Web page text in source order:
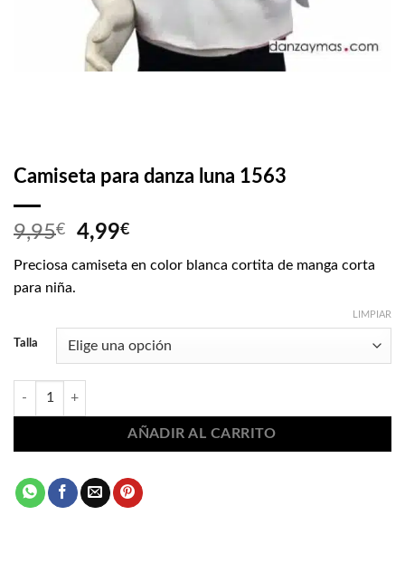
Camiseta para danza luna 1563
9,95€
El
original
4,99€El
actual
Preciosa camiseta en color blanca cortita de manga corta
para niña.
Talla
LIMPIAR
Camiseta para danza luna 1563 cantidad
AÑADIR AL CARRITO